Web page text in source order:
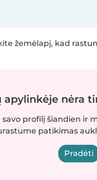
žemėlapį, kad
apylinkėje nėra
profilį šiandien ir
patikimas
Pradėti